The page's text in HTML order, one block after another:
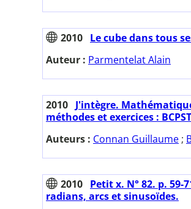
2010 Le cube dans tous
Auteur : Parmentelat Alain
2010 J'intègre.
méthodes et exercices :
Auteurs : Connan Guillaume ;
2010 Petit x. N° 82. p. 59-
radians, arcs et sinusoïdes.